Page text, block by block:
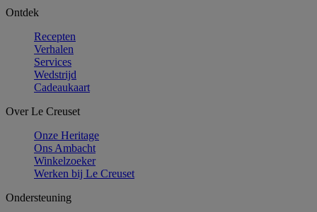
Ontdek
Recepten
Verhalen
Services
Wedstrijd
Cadeaukaart
Over Le Creuset
Onze Heritage
Ons Ambacht
Winkelzoeker
Werken bij Le Creuset
Ondersteuning